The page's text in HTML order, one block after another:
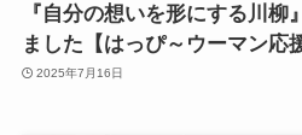
『自分の想いを形にする川柳
ました【はっぴ～ウーマン応
2025年7月16日